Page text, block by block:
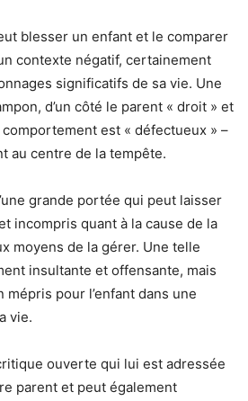
blesser un enfant et le comparer
contexte négatif, certainement
significatifs de sa vie. Une
d’un côté le parent « droit » et
est « défectueux » –
au centre de la tempête.
grande portée qui peut laisser
incompris quant à la cause de la
moyens de la gérer. Une telle
insultante et offensante, mais
pour l’enfant dans une
vie.
ouverte qui lui est adressée
parent et peut également